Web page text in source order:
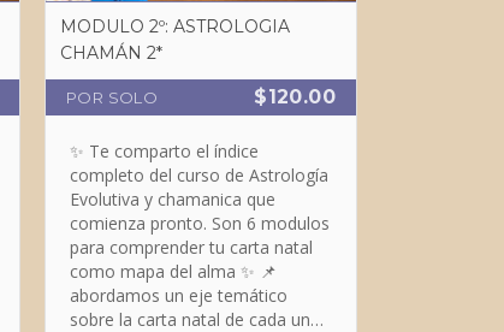
MODULO 2º: ASTROLOGIA
CHAMÁN 2*
POR SOLO $120.00
✨ Te comparto el índice
completo del curso de Astrología
Evolutiva y chamanica que
comienza pronto. Son 6 modulos
para comprender tu carta natal
como mapa del alma ✨ 📌
abordamos un eje temático
sobre la carta natal de cada una